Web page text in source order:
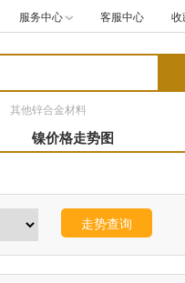
服务中心 客服中心 收
其他锌合金材料
镍价格走势图
走势查询